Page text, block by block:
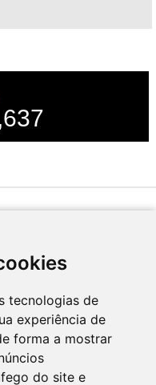
tecnologias de
experiência de
forma a mostrar
do site e